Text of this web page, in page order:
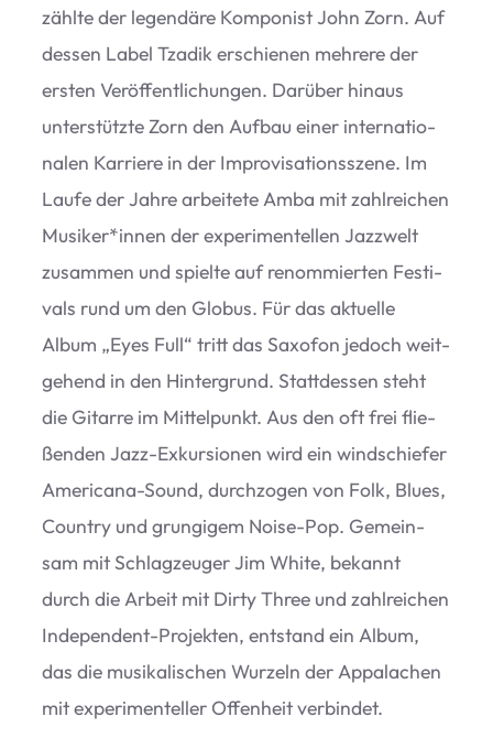
zählte der legen­däre Kom­po­nist John Zorn. Auf
des­sen Label Tzadik erschie­nen meh­rere der
ers­ten Ver­öf­fent­li­chun­gen. Dar­über hin­aus
unter­stützte Zorn den Auf­bau einer inter­na­tio­
na­len Kar­riere in der Impro­vi­sa­ti­ons­szene. Im
Laufe der Jahre arbei­tete Amba mit zahl­rei­chen
Musiker*innen der expe­ri­men­tel­len Jazz­welt
zusam­men und spielte auf renom­mier­ten Fes­ti­
vals rund um den Glo­bus. Für das aktu­elle
Album „Eyes Full“ tritt das Saxo­fon jedoch weit­
ge­hend in den Hin­ter­grund. Statt­des­sen steht
die Gitarre im Mit­tel­punkt. Aus den oft frei flie­
ßen­den Jazz-Exkur­sio­nen wird ein wind­schie­fer
Ame­ri­cana-Sound, durch­zo­gen von Folk, Blues,
Coun­try und grung­i­gem Noise-Pop. Gemein­
sam mit Schlag­zeu­ger Jim White, bekannt
durch die Arbeit mit Dirty Three und zahl­rei­chen
Inde­pen­dent-Pro­jek­ten, ent­stand ein Album,
das die musi­ka­li­schen Wur­zeln der Appa­la­chen
mit expe­ri­men­tel­ler Offen­heit verbindet.